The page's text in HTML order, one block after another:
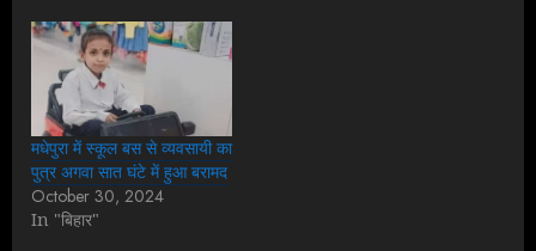
मधेपुरा में स्कूल बस से व्यवसायी का
पुत्र अगवा सात घंटे में हुआ बरामद
October 30, 2024
In "बिहार"